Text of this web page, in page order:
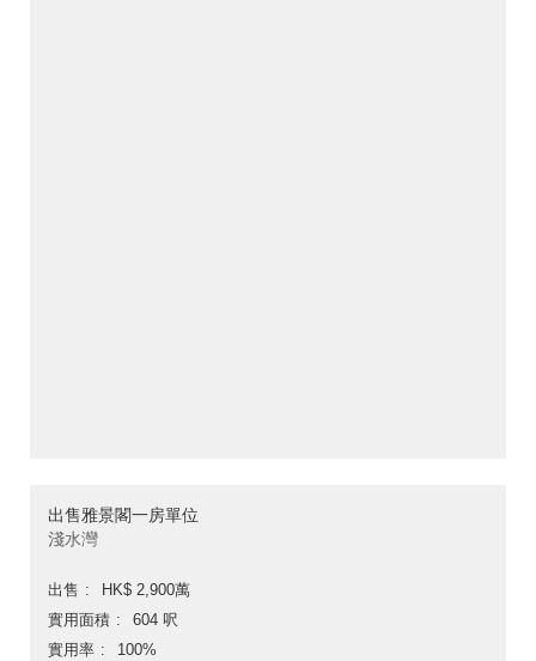
出售雅景閣一房單位
淺水灣
出售
HK$ 2,900萬
實用面積
604 呎
實用率
100%